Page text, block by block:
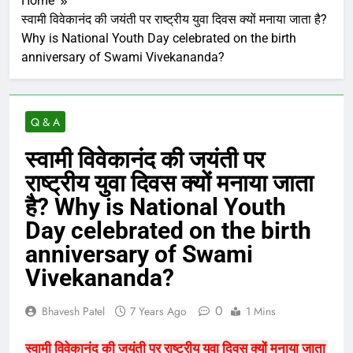
स्वामी विवेकानंद की जयंती पर राष्ट्रीय युवा दिवस क्यों मनाया जाता है?
Why is National Youth Day celebrated on the birth
anniversary of Swami Vivekananda?
Q & A
स्वामी विवेकानंद की जयंती पर
राष्ट्रीय युवा दिवस क्यों मनाया जाता
है? Why is National Youth
Day celebrated on the birth
anniversary of Swami
Vivekananda?
Bhavesh Patel 7 Years Ago 0 1 Mins
स्वामी विवेकानंद की जयंती पर राष्ट्रीय युवा दिवस क्यों मनाया जाता